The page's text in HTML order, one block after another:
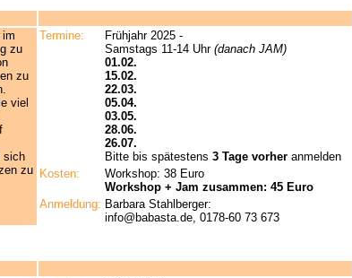
im
zu
zu
viel
sich
zu
Termine:
Frühjahr 2025 -
Samstags 11-14 Uhr (danach JAM)
01.02.
15.02.
22.03.
05.04.
03.05.
28.06.
26.07.
Bitte bis spätestens 3 Tage vorher anmelden
Kosten:
Workshop: 38 Euro
Workshop + Jam zusammen: 45 Euro
Anmeldung: Barbara Stahlberger:
info@babasta.de, 0178-60 73 673